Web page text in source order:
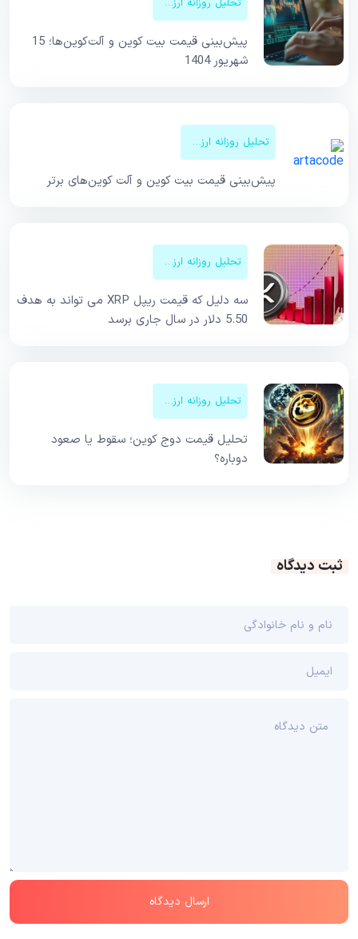
پیش‌بینی قیمت بیت کوین و آلت‌کوین‌ها؛ 15
شهریور 1404
تحلیل روزانه ارزهای دیجیتال
پیش‌بینی قیمت‌ بیت کوین و آلت کوین‌های برتر
تحلیل روزانه ارزهای دیجیتال
سه دلیل که قیمت ریپل XRP می تواند به هدف
5.50 دلار در سال جاری برسد
تحلیل روزانه ارزهای دیجیتال
تحلیل قیمت دوج کوین؛ سقوط یا صعود
دوباره؟
ثبت دیدگاه